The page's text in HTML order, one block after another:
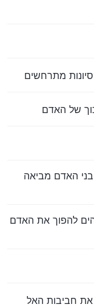
מתרחשים
של האדם
האדם מביאה
להפוך את האדם
את חביבות האל